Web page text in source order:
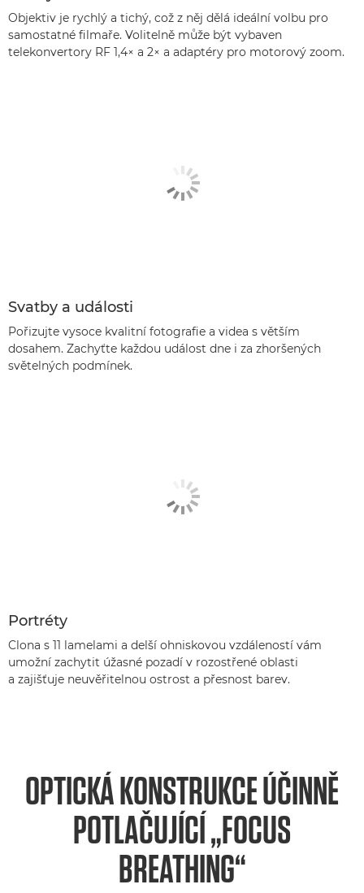
Objektiv je rychlý a tichý, což z něj dělá ideální volbu pro
samostatné filmaře. Volitelně může být vybaven
telekonvertory RF 1,4× a 2× a adaptéry pro motorový zoom.
Svatby a události
Pořizujte vysoce kvalitní fotografie a videa s větším
dosahem. Zachyťte každou událost dne i za zhoršených
světelných podmínek.
Portréty
Clona s 11 lamelami a delší ohniskovou vzdáleností vám
umožní zachytit úžasné pozadí v rozostřené oblasti
a zajišťuje neuvěřitelnou ostrost a přesnost barev.
OPTICKÁ KONSTRUKCE ÚČINNĚ
POTLAČUJÍCÍ „FOCUS
BREATHING“